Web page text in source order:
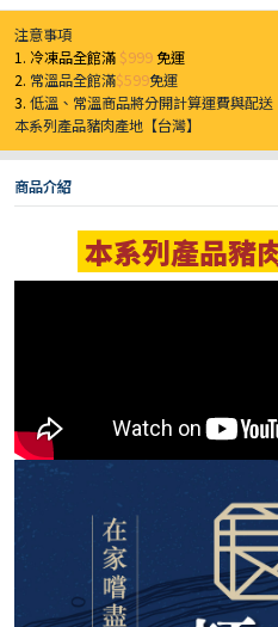
注意事項
1. 冷凍品全館滿 $999免運
2. 常溫品全館滿$599免運
3.低溫、常溫商品將分開計算運費與配送
本系列產品豬肉產地【台灣】
商品介紹
本系列產品豬